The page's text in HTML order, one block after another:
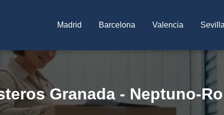
Madrid Barcelona Valencia Sevilla
Granada - Neptuno-